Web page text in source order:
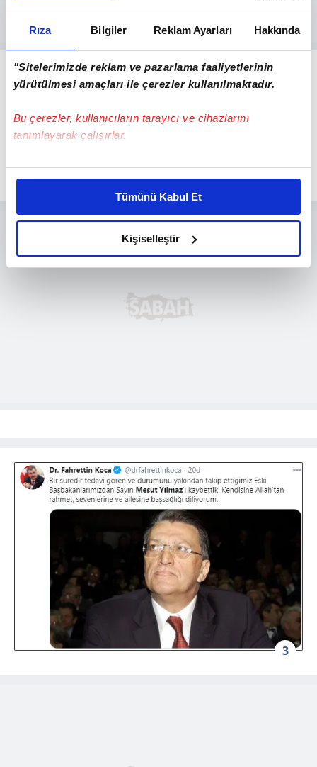
Rıza Bilgiler Reklam Ayarları Hakkında
"Sitelerimizde reklam ve pazarlama faaliyetlerinin
yürütülmesi amaçları ile çerezler kullanılmaktadır.
Bu çerezler, kullanıcıların tarayıcı ve cihazlarını
tanımlayarak çalışırlar.
Bu çerezlere izin vermeniz halinde sizlere özel
daha iyi reklam deneyimi yaşatabiliriz. Bunu yaparken
amacımızın size daha iyi bir reklam deneyimi sunmak
olduğunu ve sizlere en iyi içerikleri sunabilmek adına
elimizden gelen çabayı gösterdiğimizi ve bu noktada,
reklamların maliyetlerimizi karşılamak noktasında tek gelir
Her halükârda, kullanıcılar, bu çerezlere izin vermedikleri
kullanılmaktadır. Diğer çerezler, sitemizin daha işlevsel
kılınması ve kişiselleştirilmesi ve sizlere yönelik
reklam/pazarlama faaliyetlerinin yapılması, amaçlarıyla
sınırlı olarak açık rızanız dahilinde kullanılacaktır.
Çerezlere ilişkin tercihlerinizi aşağıda yer alan panel
vasıtasıyla belirleyebilirsiniz. Çerezlere ilişkin detaylı bilgi
için Ayarlar butonuna tıklayabilir, Çerez Bilgilendirme
Metnimiziziyaret edebilirsiniz.
6698 sayılı Kişisel Verilerin Korunması Kanunu uyarınca
Tümünü Kabul Et
Kişiselleştir
2
3